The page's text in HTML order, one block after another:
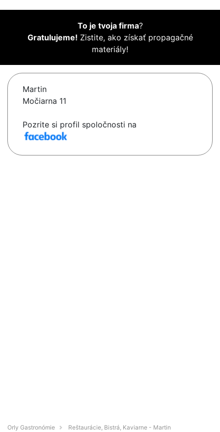
To je tvoja firma?
Gratulujeme! Zistite, ako získať propagačné
materiály!
Martin
Močiarna 11
Pozrite si profil spoločnosti na
Orly Gastronómie
Reštaurácie, Bistrá, Kaviarne - Martin